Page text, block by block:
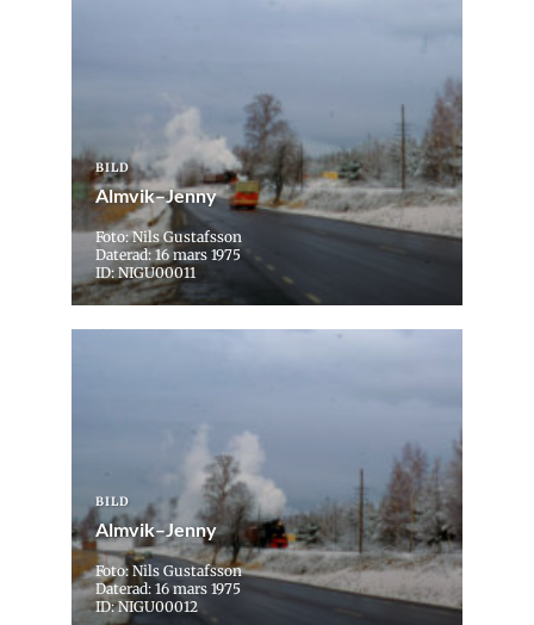
BILD
Almvik–Jenny
Foto: Nils Gustafsson
Daterad: 16 mars 1975
ID: NIGU00011
BILD
Almvik–Jenny
Foto: Nils Gustafsson
Daterad: 16 mars 1975
ID: NIGU00012